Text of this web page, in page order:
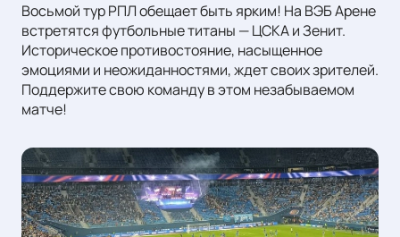
Восьмой тур РПЛ обещает быть ярким! На ВЭБ Арене
встретятся футбольные титаны — ЦСКА и Зенит.
Историческое противостояние, насыщенное
эмоциями и неожиданностями, ждет своих зрителей.
Поддержите свою команду в этом незабываемом
матче!